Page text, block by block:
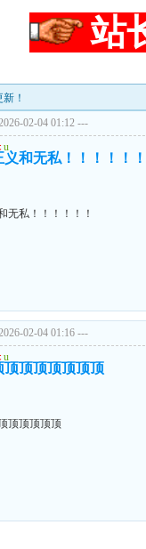
站
！
02-04 01:12 ---
u
义和无私！！！！！！
无私！！！！！！
02-04 01:16 ---
u
顶顶顶顶顶顶顶
顶顶顶顶顶